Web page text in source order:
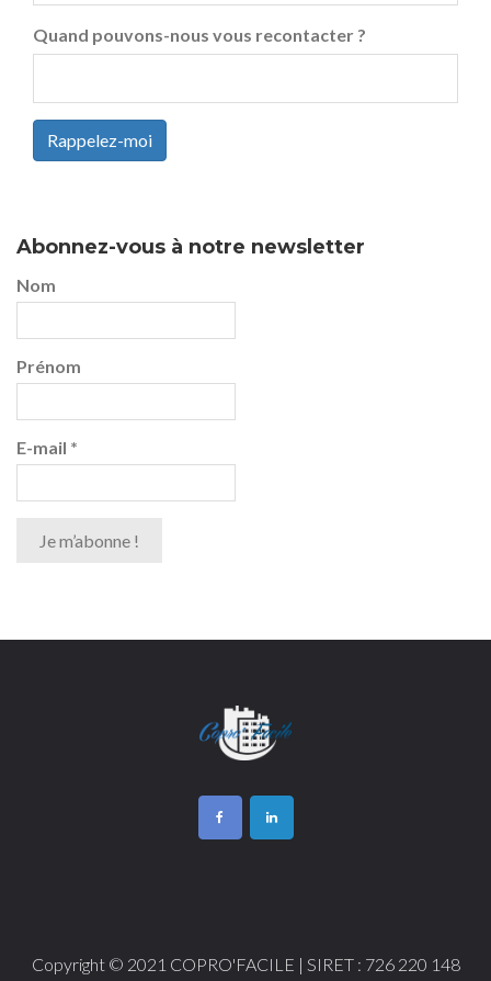
Quand pouvons-nous vous recontacter ?
Rappelez-moi
Abonnez-vous à notre newsletter
Nom
Prénom
E-mail *
Copyright © 2021 COPRO'FACILE | SIRET : 726 220 148